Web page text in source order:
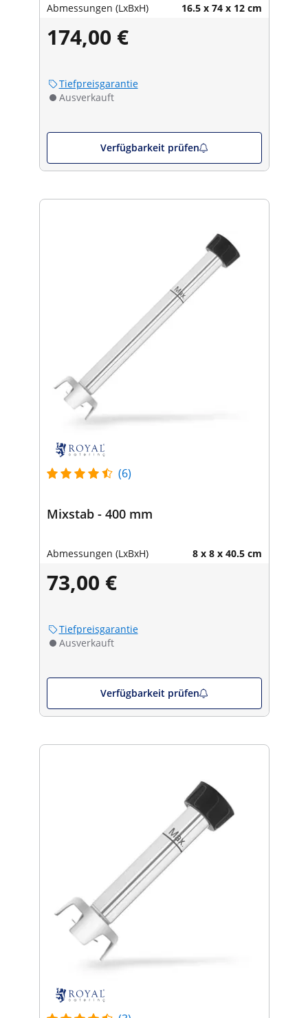
Abmessungen (LxBxH) 16.5 x 74 x 12 cm
174,00 €
Tiefpreisgarantie
Ausverkauft
Verfügbarkeit prüfen
(6)
Mixstab - 400 mm
Abmessungen (LxBxH) 8 x 8 x 40.5 cm
73,00 €
Tiefpreisgarantie
Ausverkauft
Verfügbarkeit prüfen